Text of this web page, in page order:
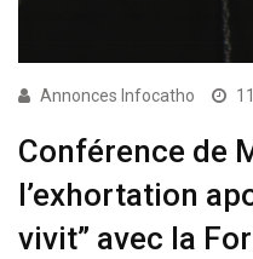
Annonces Infocatho
Conférence de
l’exhortation
vivit” avec la